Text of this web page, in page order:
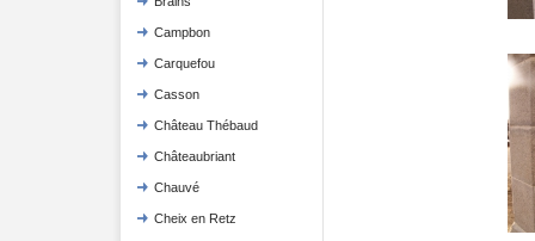
Campbon
Carquefou
Casson
Château Thébaud
Châteaubriant
Chauvé
Cheix en Retz